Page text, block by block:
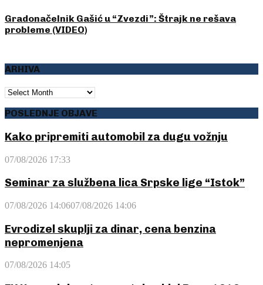
Gradonačelnik Gašić u “Zvezdi”: Štrajk ne rešava
probleme (VIDEO)
ARHIVA
ARHIVA
POSLEDNJE OBJAVE
Kako pripremiti automobil za dugu vožnju
07/08/2026 17:33
Seminar za službena lica Srpske lige “Istok”
07/08/2026 14:0607/08/2026 14:06
Evrodizel skuplji za dinar, cena benzina
nepromenjena
07/08/2026 14:05